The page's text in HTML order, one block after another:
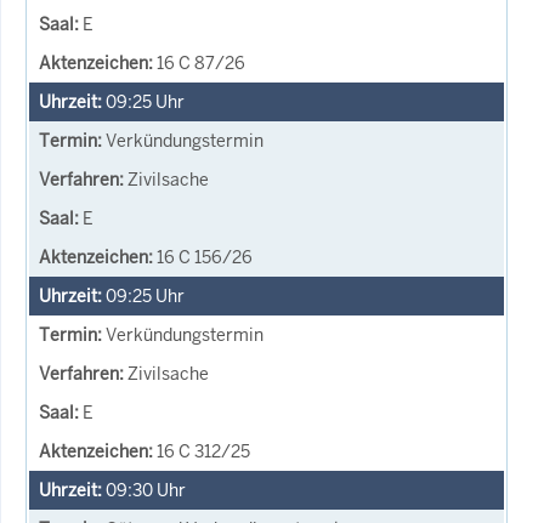
E
16 C 87/26
09:25 Uhr
Verkündungstermin
Zivilsache
E
16 C 156/26
09:25 Uhr
Verkündungstermin
Zivilsache
E
16 C 312/25
09:30 Uhr